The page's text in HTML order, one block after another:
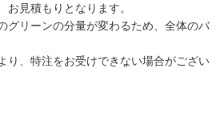
見積もりとなります。
グリーンの分量が変わるため、全体のバ
り、特注をお受けできない場合がござい